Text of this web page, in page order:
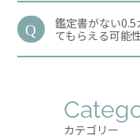
鑑定書がない
てもらえる可能
カテゴリー